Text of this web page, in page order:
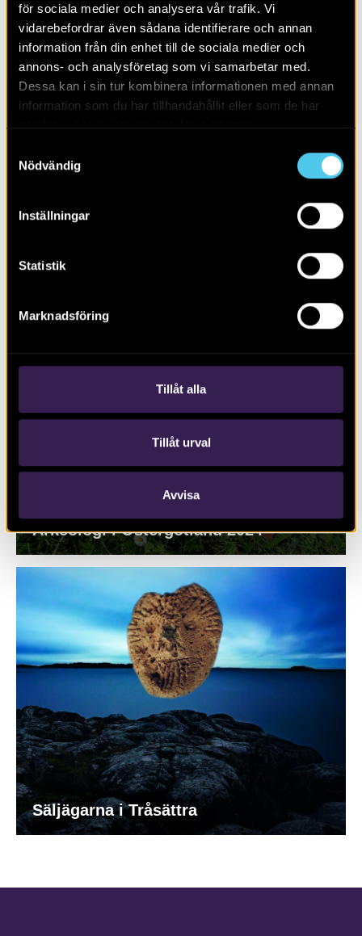
för sociala medier och analysera vår trafik. Vi
vidarebefordrar även sådana identifierare och annan
information från din enhet till de sociala medier och
annons- och analysföretag som vi samarbetar med.
Dessa kan i sin tur kombinera informationen med annan
information som du har tillhandahållit eller som de har
Nödvändig
Inställningar
Statistik
Marknadsföring
Tillåt alla
Tillåt urval
Avvisa
Arkeologerna – nya rön från norr, syd,
Arkeologi i Östergötland 2024
Säljägarna i Tråsättra